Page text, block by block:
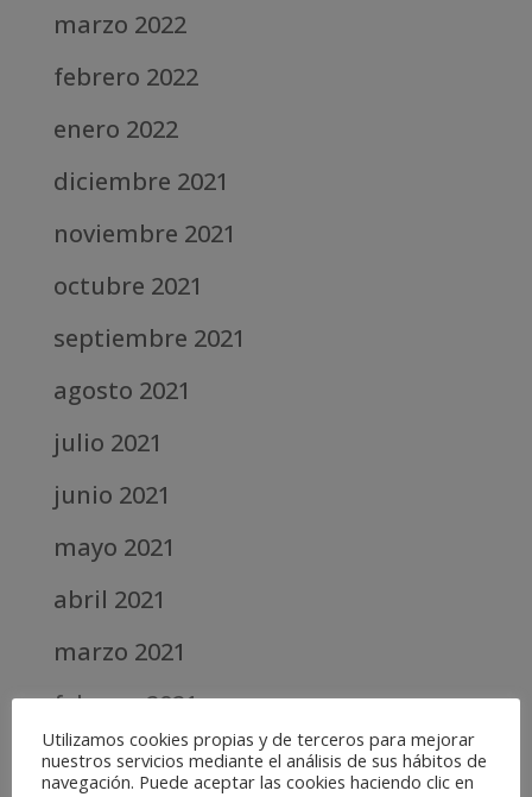
marzo 2022
febrero 2022
enero 2022
diciembre 2021
noviembre 2021
octubre 2021
septiembre 2021
agosto 2021
julio 2021
junio 2021
mayo 2021
abril 2021
marzo 2021
febrero 2021
diciembre 2020
Utilizamos cookies propias y de terceros para mejorar
nuestros servicios mediante el análisis de sus hábitos de
navegación. Puede aceptar las cookies haciendo clic en